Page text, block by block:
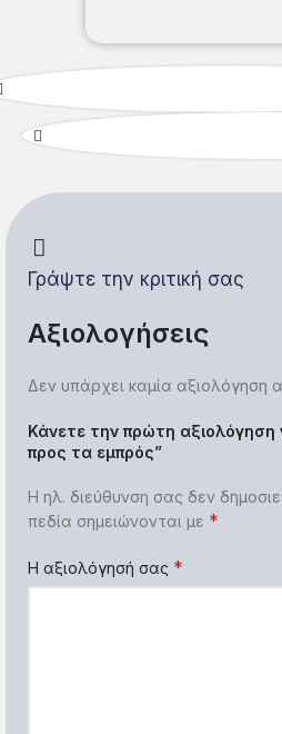
Γράψτε την κριτική σας
Αξιολογήσεις
Δεν υπάρχει καμία αξιολόγηση
Κάνετε την πρώτη αξιολόγηση
προς τα εμπρός”
Η ηλ. διεύθυνση σας δεν
πεδία σημειώνονται με *
Η αξιολόγησή σας *